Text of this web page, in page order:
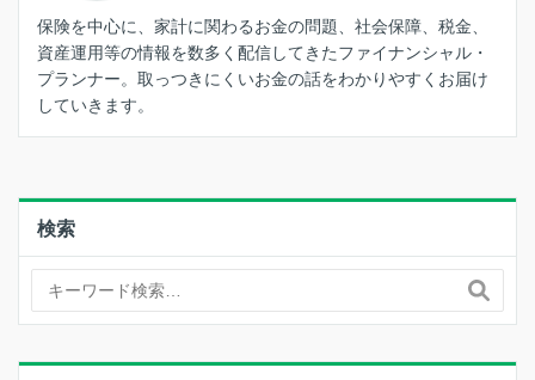
保険を中心に、家計に関わるお金の問題、社会保障、税金、
資産運用等の情報を数多く配信してきたファイナンシャル・
プランナー。取っつきにくいお金の話をわかりやすくお届け
していきます。
検索